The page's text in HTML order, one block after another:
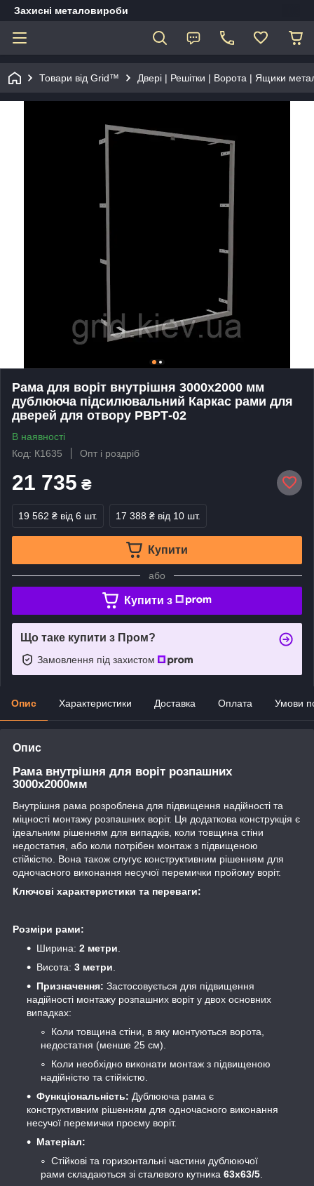
Захисні металовироби
Товари від Grid™ Двері | Решітки | Ворота | Ящики
Рама для воріт внутрішня 3000х2000 мм
дублююча підсилювальний Каркас рами для
дверей для отвору РВРТ-02
В наявності
Код: К1635
Опт і роздріб
21 735 ₴
19 562 ₴ від 6 шт. 17 388 ₴ від 10 шт.
Купити
або
Купити з
Що таке купити з Пром?
Замовлення під захистом
Опис Характеристики Доставка Оплата Умови
Опис
Рама внутрішня для воріт розпашних
3000х2000мм
Внутрішня рама розроблена для підвищення надійності та
міцності монтажу розпашних воріт. Ця додаткова конструкція є
ідеальним рішенням для випадків, коли товщина стіни
недостатня, або коли потрібен монтаж з підвищеною
стійкістю. Вона також слугує конструктивним рішенням для
одночасного виконання несучої перемички пройому воріт.
Ключові характеристики та переваги:
Розміри рами:
Ширина: 2 метри
Висота: 3 метри
Призначення: Застосовується для підвищення
надійності монтажу розпашних воріт у двох основних
випадках:
Коли товщина стіни, в яку монтуються ворота,
недостатня (менше 25 см).
Коли необхідно виконати монтаж з підвищеною
надійністю та стійкістю.
Функціональність: Дублююча рама є
конструктивним рішенням для одночасного виконання
несучої перемички проєму воріт.
Матеріал:
Стійкові та горизонтальні частини дублюючої
рами складаються зі сталевого кутника 63х63/5